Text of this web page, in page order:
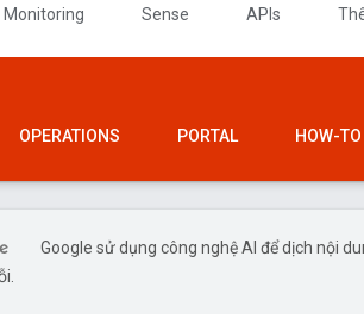
Monitoring Sense APIs
OPERATIONS PORTAL HOW-
Google sử dụng công nghệ AI để dịch nội